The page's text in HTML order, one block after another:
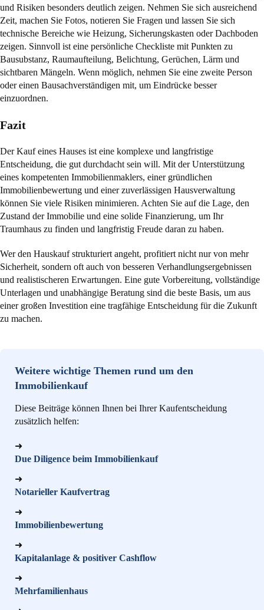
und Risiken besonders deutlich zeigen. Nehmen Sie sich ausreichend
Zeit, machen Sie Fotos, notieren Sie Fragen und lassen Sie sich
technische Bereiche wie Heizung, Sicherungskasten oder Dachboden
zeigen. Sinnvoll ist eine persönliche Checkliste mit Punkten zu
Bausubstanz, Raumaufteilung, Belichtung, Gerüchen, Lärm und
sichtbaren Mängeln. Wenn möglich, nehmen Sie eine zweite Person
oder einen Bausachverständigen mit, um Eindrücke besser
einzuordnen.
Fazit
Der Kauf eines Hauses ist eine komplexe und langfristige
Entscheidung, die gut durchdacht sein will. Mit der Unterstützung
eines kompetenten Immobilienmaklers, einer gründlichen
Immobilienbewertung und einer zuverlässigen Hausverwaltung
können Sie viele Risiken minimieren. Achten Sie auf die Lage, den
Zustand der Immobilie und eine solide Finanzierung, um Ihr
Traumhaus zu finden und langfristig Freude daran zu haben.
Wer den Hauskauf strukturiert angeht, profitiert nicht nur von mehr
Sicherheit, sondern oft auch von besseren Verhandlungsergebnissen
und realistischeren Erwartungen. Eine gute Vorbereitung, vollständige
Unterlagen und unabhängige Beratung sind die beste Basis, um aus
einer großen Investition eine tragfähige Entscheidung für die Zukunft
zu machen.
Weitere wichtige Themen rund um den
Immobilienkauf
Diese Beiträge können Ihnen bei Ihrer Kaufentscheidung
zusätzlich helfen:
➜
Due Diligence beim Immobilienkauf
➜
Notarieller Kaufvertrag
➜
Immobilienbewertung
➜
Kapitalanlage & positiver Cashflow
➜
Mehrfamilienhaus